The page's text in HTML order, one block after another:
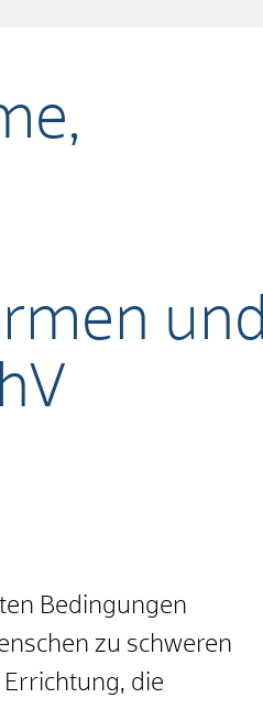
und
Bedingungen
zu schweren
die